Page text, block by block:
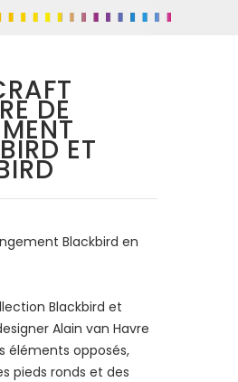
DE
ET
Blackbird en
Blackbird et
Alain van Havre
éléments opposés,
pieds ronds et des